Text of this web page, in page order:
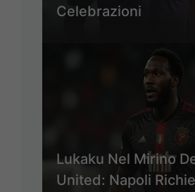
Celebrazioni
Lukaku Nel Mirino
United: Napoli